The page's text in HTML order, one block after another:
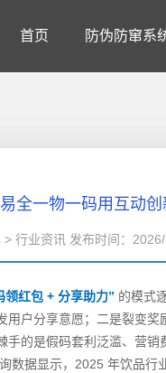
首页 防伪防窜系
全一物一码用互动
> 行业资讯 发布时间：
领红包 + 分享助力” 的模式
户分享意愿；二是裂变
的是假码套利泛滥、营
据显示，2025 年饮品行